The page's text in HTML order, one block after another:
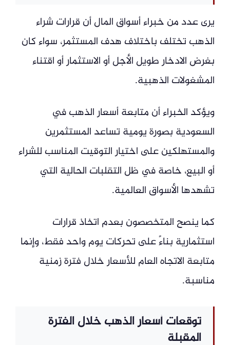
يرى عدد من خبراء أسواق المال أن قرارات شراء
الذهب تختلف باختلاف هدف المستثمر، سواء كان
بغرض الادخار طويل الأجل أو الاستثمار أو اقتناء
المشغولات الذهبية.
ويؤكد الخبراء أن متابعة أسعار الذهب في
السعودية بصورة يومية تساعد المستثمرين
والمستهلكين على اختيار التوقيت المناسب للشراء
أو البيع، خاصة في ظل التقلبات الحالية التي
تشهدها الأسواق العالمية.
كما ينصح المتخصصون بعدم اتخاذ قرارات
استثمارية بناءً على تحركات يوم واحد فقط، وإنما
متابعة الاتجاه العام للأسعار خلال فترة زمنية
مناسبة.
توقعات أسعار الذهب خلال الفترة
المقبلة